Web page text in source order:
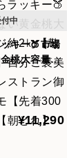
カットは最
？
所を消して
キー🍑市場
桃大容量パ
敬老の日ギ
に確かな糖
達の黄金モ
定予約】
¥11,290